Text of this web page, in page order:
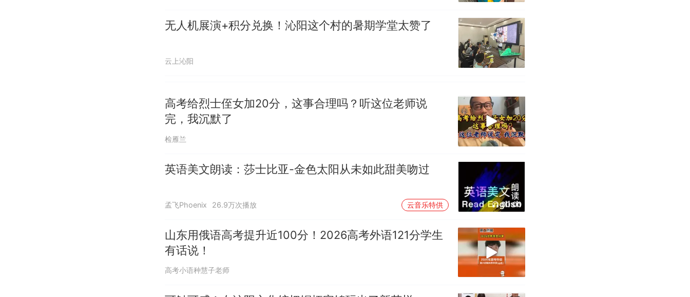
无人机展演+积分兑换！沁阳这个村的暑期学堂太赞了
云上沁阳
高考给烈士侄女加20分，这事合理吗？听这位老师说
完，我沉默了
检雁兰
英语美文朗读：莎士比亚-金色太阳从未如此甜美吻过
孟飞Phoenix 26.9万次播放 云音乐特供 00:00
山东用俄语高考提升近100分！2026高考外语121分学生
有话说！
高考小语种慧子老师